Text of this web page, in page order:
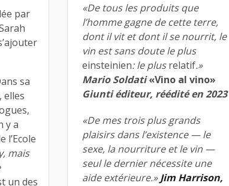
par
sa
elles
y a
l’Ecole
mais
un des
«De tous les produits que
l’homme gagne de cette terre,
dont il vit et dont il se nourrit, le
vin est sans doute le plus
einsteinien: le plusrelatif.»
Mario Soldati«Vino al vino»
Giunti éditeur, réédité en 2023
«De mes trois plus grands
plaisirs dans l’existence — le
sexe, la nourriture et le vin —
seul le dernier nécessite une
aide extérieure.»Jim Harrison,